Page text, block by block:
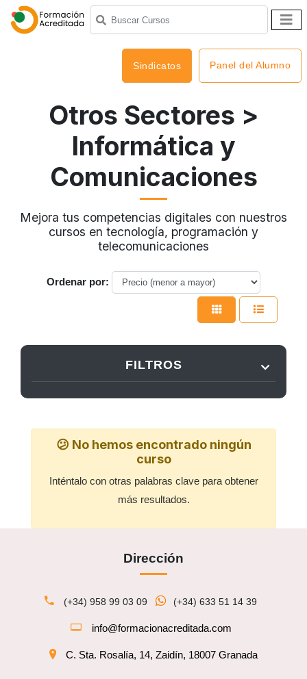
Sindicatos Panel del Alumno
Otros Sectores >
Informática y
Comunicaciones
Mejora tus competencias digitales con nuestros
cursos en tecnología, programación y
telecomunicaciones
Ordenar por:
FILTROS
😕 No hemos encontrado ningún
curso
Inténtalo con otras palabras clave para obtener
más resultados.
Dirección
(+34) 958 99 03 09 (+34) 633 51 14 39
info@formacionacreditada.com
C. Sta. Rosalía, 14, Zaidín, 18007 Granada